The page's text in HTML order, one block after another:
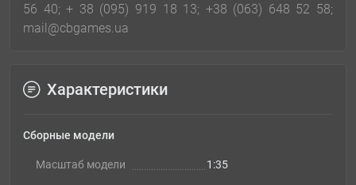
56 40; + 38 (095) 919 18 13; +38 (063) 648 52 58;
mail@cbgames.ua
Характеристики
Сборные модели
Масштаб модели 1:35